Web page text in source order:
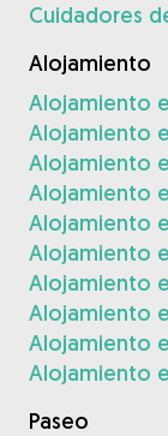
Cuidadores
Alojamiento
Alojamiento
Alojamiento
Alojamiento
Alojamiento
Alojamiento
Alojamiento
Alojamiento
Alojamiento
Alojamiento
Alojamiento
Paseo